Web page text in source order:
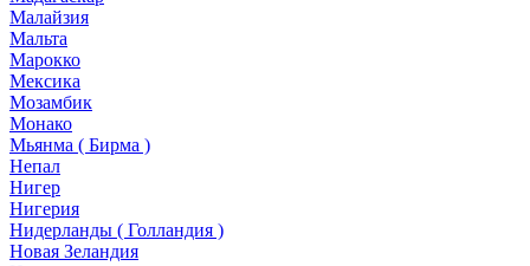
Малайзия
Мальта
Марокко
Мексика
Мозамбик
Монако
Мьянма ( Бирма )
Непал
Нигер
Нигерия
Нидерланды ( Голландия )
Новая Зеландия